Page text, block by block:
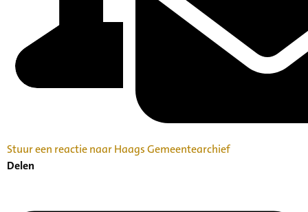
Stuur een reactie naar Haags Gemeentearchief
Delen